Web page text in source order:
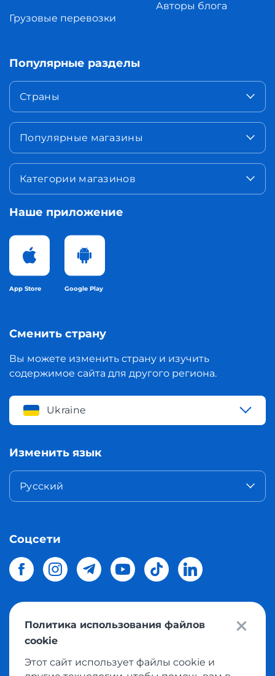
Грузовые перевозки
Авторы блога
Популярные разделы
Страны
Популярные магазины
Категории магазинов
Наше приложение
App Store Google Play
Сменить страну
Вы можете изменить страну и изучить
содержимое сайта для другого региона.
Ukraine
Изменить язык
Русский
Соцсети
© 2026 Meest Shoppingдоставка покупок с интернет
магазинов мира в Украину.
Политика использования файлов
cookie
Этот сайт использует файлы cookie и